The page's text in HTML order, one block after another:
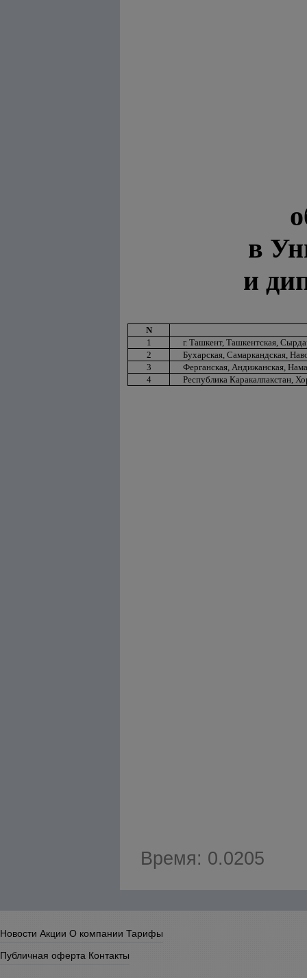
в
и
N
1
г. Ташкент, Ташкентская,
2
Бухарская, Самаркандская,
3
Ферганская, Андижанская,
4
Республика Каракалпакстан,
Время: 0.0205
Новости Акции О компании Тарифы
Публичная оферта Контакты